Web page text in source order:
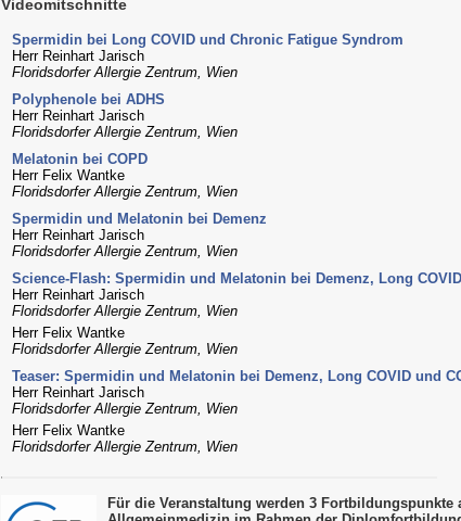
Videomitschnitte
Spermidin bei Long COVID und Chronic Fatigue Syndrom
Herr Reinhart Jarisch
Floridsdorfer Allergie Zentrum, Wien
Polyphenole bei ADHS
Herr Reinhart Jarisch
Floridsdorfer Allergie Zentrum, Wien
Melatonin bei COPD
Herr Felix Wantke
Floridsdorfer Allergie Zentrum, Wien
Spermidin und Melatonin bei Demenz
Herr Reinhart Jarisch
Floridsdorfer Allergie Zentrum, Wien
Science-Flash: Spermidin und Melatonin bei Demenz, Long
Herr Reinhart Jarisch
Floridsdorfer Allergie Zentrum, Wien
Herr Felix Wantke
Floridsdorfer Allergie Zentrum, Wien
Teaser: Spermidin und Melatonin bei Demenz, Long COVID und
Herr Reinhart Jarisch
Floridsdorfer Allergie Zentrum, Wien
Herr Felix Wantke
Floridsdorfer Allergie Zentrum, Wien
Für die Veranstaltung werden 3 Fortbildungspunkte